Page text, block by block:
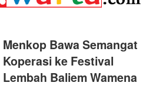
Menkop Bawa Semangat
Koperasi ke Festival
Lembah Baliem Wamena
Tingkatkan Daya Saing
Indonesia, BRIN Fokus
Kembangkan Teknologi…